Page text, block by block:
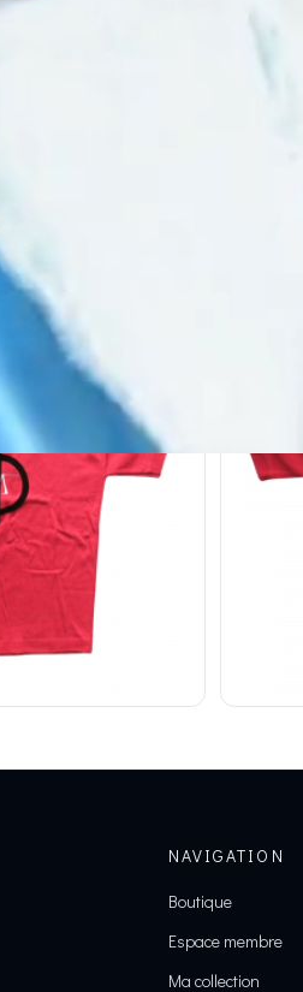
Stand
NAVIGATION
Boutique
Espace membre
Ma collection